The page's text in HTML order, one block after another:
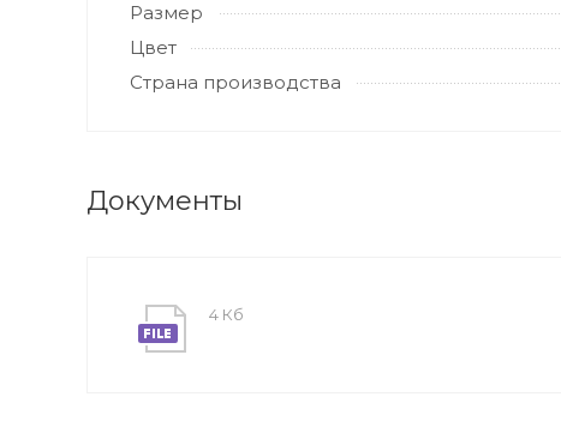
Размер
Цвет
Страна производства
Документы
4 Кб